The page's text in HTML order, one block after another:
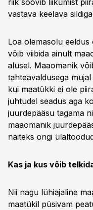
riik soovib liikumist
vastava keelava
Loa olemasolu eeldus
võib viibida ainult
alusel. Maaomanik
tahteavaldusega
kui maatükki ei ole
juhtudel seadus aga
juurdepääsu tagama
maaomanik
näiteks ongi
Kas ja kus võib
Nii nagu lühiajaline
maatükil püsivam